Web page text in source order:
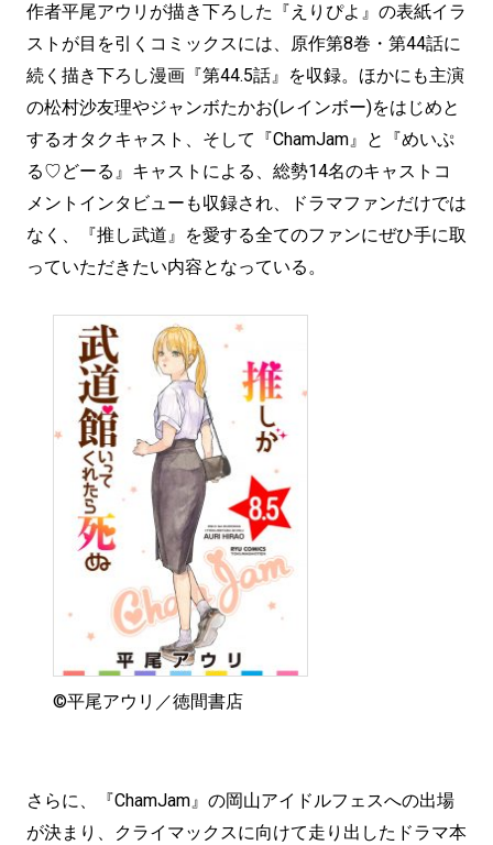
作者平尾アウリが描き下ろした『えりぴよ』の表紙イラ
ストが目を引くコミックスには、原作第8巻・第44話に
続く描き下ろし漫画『第44.5話』を収録。ほかにも主演
の松村沙友理やジャンボたかお(レインボー)をはじめと
するオタクキャスト、そして『ChamJam』と『めいぷ
る♡どーる』キャストによる、総勢14名のキャストコ
メントインタビューも収録され、ドラマファンだけでは
なく、『推し武道』を愛する全てのファンにぜひ手に取
っていただきたい内容となっている。
©平尾アウリ／徳間書店
さらに、『ChamJam』の岡山アイドルフェスへの出場
が決まり、クライマックスに向けて走り出したドラマ本